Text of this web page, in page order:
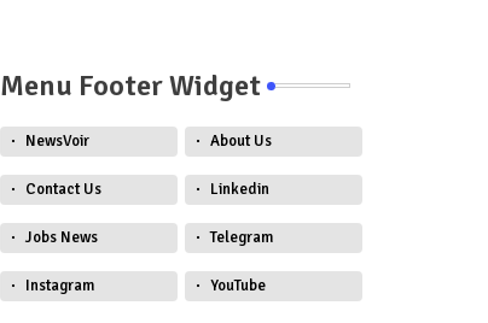
Menu Footer Widget
NewsVoir About Us
Contact Us Linkedin
Jobs News Telegram
Instagram YouTube